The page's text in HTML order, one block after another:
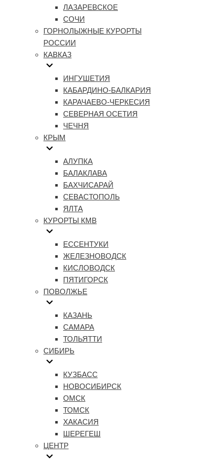
ЛАЗАРЕВСКОЕ
СОЧИ
ГОРНОЛЫЖНЫЕ КУРОРТЫ
РОССИИ
КАВКАЗ
ИНГУШЕТИЯ
КАБАРДИНО-БАЛКАРИЯ
КАРАЧАЕВО-ЧЕРКЕСИЯ
СЕВЕРНАЯ ОСЕТИЯ
ЧЕЧНЯ
КРЫМ
АЛУПКА
БАЛАКЛАВА
БАХЧИСАРАЙ
СЕВАСТОПОЛЬ
ЯЛТА
КУРОРТЫ КМВ
ЕССЕНТУКИ
ЖЕЛЕЗНОВОДСК
КИСЛОВОДСК
ПЯТИГОРСК
ПОВОЛЖЬЕ
КАЗАНЬ
САМАРА
ТОЛЬЯТТИ
СИБИРЬ
КУЗБАСС
НОВОСИБИРСК
ОМСК
ТОМСК
ХАКАСИЯ
ШЕРЕГЕШ
ЦЕНТР